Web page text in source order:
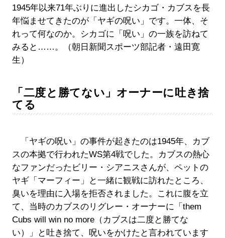
1945年以来71年ぶりに進出したシカゴ・カブスを長
年悩ませてきたのが「ヤギの呪い」です。一体、そ
れって何なのか。シカゴに「呪い」の一族を訪ねて
みると……。（朝日新聞スポーツ部記者・遠田寛
生）
「二度と勝てない」オーナーに吐き捨
てる
「ヤギの呪い」の事件が起きたのは1945年、カブ
スの本拠で行われたWS第4戦でした。カブスの熱心
なファンだったビリー・シアニスさんが、ペットの
ヤギ「マーフィー」と一緒に観戦に訪れたところ、
臭いを理由に入場を拒否されました。これに腹を立
て、当時のカブスのリグレー・オーナーに「them
Cubs will win no more（カブスは二度と勝てな
い）」と吐き捨て、呪いをかけたと言われています